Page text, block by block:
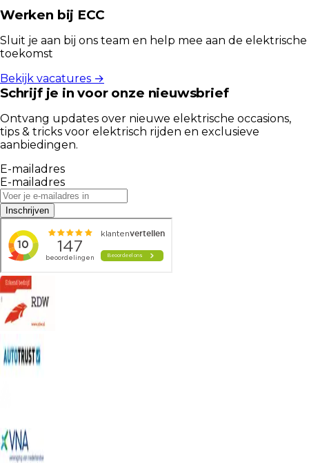
Werken bij ECC
Sluit je aan bij ons team en help mee aan de elektrische
toekomst
Bekijk vacatures →
Schrijf je in voor onze nieuwsbrief
Ontvang updates over nieuwe elektrische occasions,
tips & tricks voor elektrisch rijden en exclusieve
aanbiedingen.
E-mailadres
E-mailadres
Inschrijven